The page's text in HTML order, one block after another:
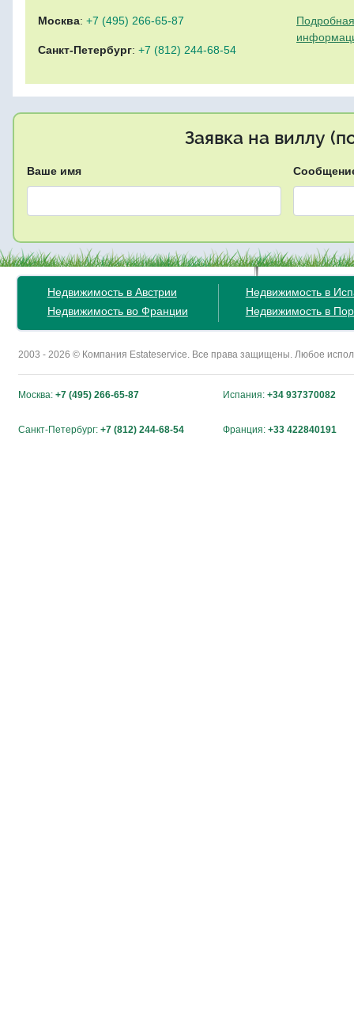
Москва: +7 (495) 266-65-87
Санкт-Петербург: +7 (812) 244-68-54
Заявка на виллу
Ваше имя
Недвижимость в Австрии
Недвижимость во Франции
Недвижимость в
Недвижимость в
2003 - 2026 © Компания Estateservice. Все права защищены. Любое
Москва: +7 (495) 266-65-87 Испания: +34 937370082
Санкт-Петербург: +7 (812) 244-68-54 Франция: +33 422840191